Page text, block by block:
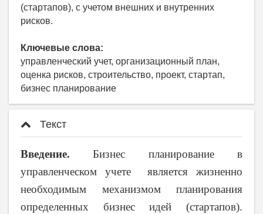
(стартапов), с учетом внешних и внутренних
рисков.
Ключевые слова:
управленческий учет, организационный план,
оценка рисков, строительство, проект, стартап,
бизнес планирование
Текст
Введение. Бизнес планирование в
управленческом учете является жизненно
необходимым механизмом планирования
определенных бизнес идей (стартапов).